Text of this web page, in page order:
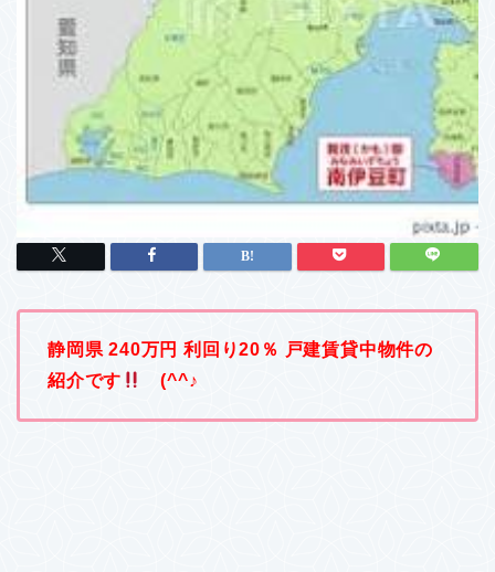
静岡県 240万円 利回り20％ 戸建賃貸中物件の
紹介です
(^^♪